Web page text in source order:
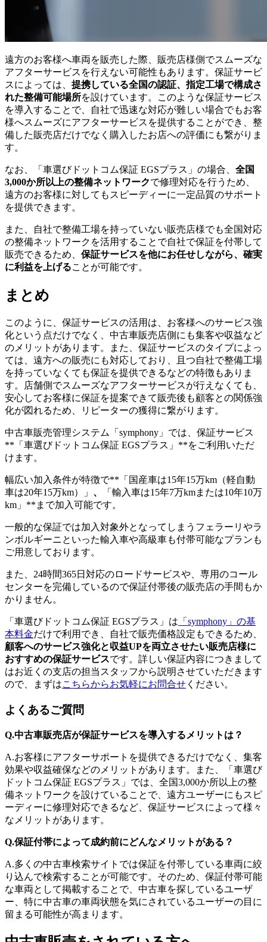
遠方のお客様へ車両を販売した際、販売店様側でスムーズな
アフターサービスを行えない可能性もあります。保証サービ
スによっては、 提携している全国の認証、指定工場で構成さ
れた整備可能場所を設けています。このような保証サービス
を導入することで、自社で迅速な対応が難しい場合でもお客
様へスムーズにアフターサービスを提供することができ、整
備した販売店だけでなく購入したお店への評価にも繋がりま
す。
なお、「車選びドットコム保証 EGSプラス」の場合、 全国
3,000か所以上の整備ネットワークで修理対応を行うため、
遠方のお客様に対してもスピーディーに一定品質のサポート
を提供できます。
また、自社で整備工場を持っていない販売店様でも全国対応
の整備ネットワークを活用することで自社で保証を付帯して
販売できるため、 保証サービスを他にお任せしながら、確実
に利益を上げることが可能です。
まとめ
このように、保証サービスの活用は、お客様へのサービス強
化という点だけでなく、中古車販売店側にも集客や収益など
のメリットがあります。また、保証サービスのタイプによっ
ては、遠方への販売にも対応しており、且つ自社で整備工場
を持っていなくても保証を提供できるなどの特徴もありま
す。店舗側でスムーズなアフターサービスが行えなくても、
安心してお客様に保証を提案できて販売後も顧客との関係強
化が図れるため、リピーターの獲得に繋がります。
中古車販売管理システム「symphony」では、保証サービス
**「車選びドットコム保証 EGSプラス」**をご利用いただ
けます。
幅広い加入条件が特徴で**「国産車は15年15万km（軽自動
車は20年15万km）」 、
「輸入車は15年7万kmまたは10年10万
km」**まで加入可能です。
一般的な保証では加入対象外となってしまうフェラーリやラ
ンボルギーニといった輸入車や高級車も付帯可能なプランも
ご用意しております。
また、24時間365日対応のロードサービスや、専用のコール
センターを完備しているので保証付帯後の販売店の手間もか
かりません。
「車選びドットコム保証 EGSプラス」は 「symphony」の基
本料金だけで利用でき、自社で販売価格設定もできるため、
顧客へのサービス強化と収益UPを両立させたい販売店様に
おすすめの保証サービスです。詳しい保証内容につきまして
はお近くの支店の担当スタッフから説明させていただきます
ので、まずはこちらからお気軽にお問合せ ください。
よくあるご質問
Q.中古車販売店が保証サービスを導入するメリットは？
A.お客様にアフターサポートを提供できるだけでなく、集客
効果や収益確保などのメリットがあります。また、「車選び
ドットコム保証 EGSプラス」では、全国3,000か所以上の整
備ネットワークを設けていることで、遠方ユーザーにもスピ
ーディーに修理対応できるなど、保証サービスによって様々
なメリットがあります。
Q.保証付帯によって成約前にどんなメリットがある？
A.多くの中古車検索サイトでは保証を付帯している車両に絞
り込んで検索することが可能です。そのため、保証付帯可能
な車両として掲載することで、中古車を探しているユーザ
ー、特に中古車の車両状態を気にされているユーザーの目に
留まる可能性が高まります。